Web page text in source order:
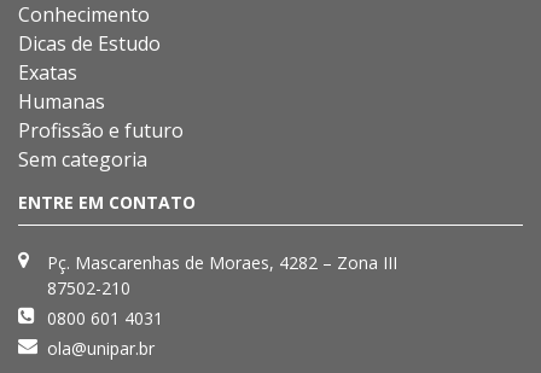
Conhecimento
Dicas de Estudo
Exatas
Humanas
Profissão e futuro
Sem categoria
ENTRE EM CONTATO
Pç. Mascarenhas de Moraes, 4282 – Zona III
87502-210
0800 601 4031
ola@unipar.br